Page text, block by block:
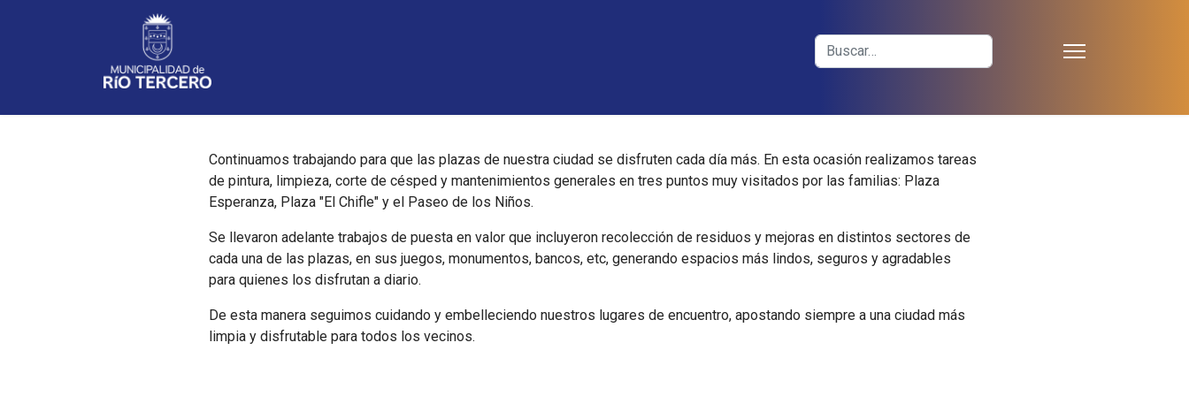
Buscar
Continuamos trabajando para que las plazas de nuestra ciudad se disfruten cada día más. En esta ocasión realizamos tareas
de pintura, limpieza, corte de césped y mantenimientos generales en tres puntos muy visitados por las familias: Plaza
Esperanza, Plaza "El Chifle" y el Paseo de los Niños.
Se llevaron adelante trabajos de puesta en valor que incluyeron recolección de residuos y mejoras en distintos sectores de
cada una de las plazas, en sus juegos, monumentos, bancos, etc, generando espacios más lindos, seguros y agradables
para quienes los disfrutan a diario.
De esta manera seguimos cuidando y embelleciendo nuestros lugares de encuentro, apostando siempre a una ciudad más
limpia y disfrutable para todos los vecinos.